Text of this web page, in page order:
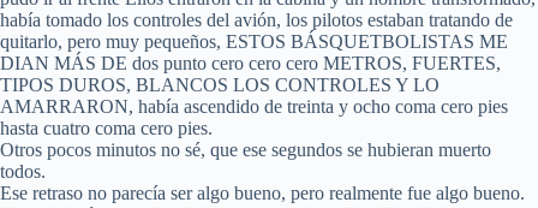
había tomado los controles del avión, los pilotos estaban tratando de
quitarlo, pero muy pequeños, ESTOS BÁSQUETBOLISTAS ME
DIAN MÁS DE dos punto cero cero cero METROS, FUERTES,
TIPOS DUROS, BLANCOS LOS CONTROLES Y LO
AMARRARON, había ascendido de treinta y ocho coma cero pies
hasta cuatro coma cero pies.
Otros pocos minutos no sé, que ese segundos se hubieran muerto
todos.
Ese retraso no parecía ser algo bueno, pero realmente fue algo bueno.